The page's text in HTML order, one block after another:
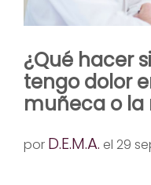
¿Qué hacer
tengo dolor
muñeca o la
por D.E.M.A. el 29